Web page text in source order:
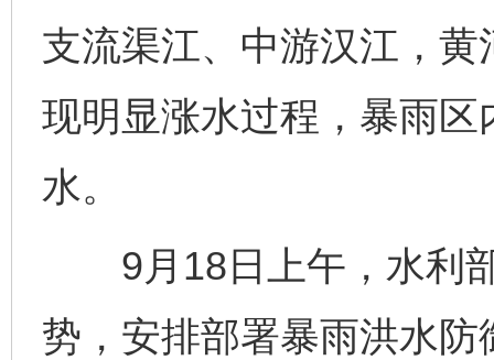
支流渠江、中游汉江，
现明显涨水过程，暴雨
水。
9月18日上午，水利部
势，安排部署暴雨洪水